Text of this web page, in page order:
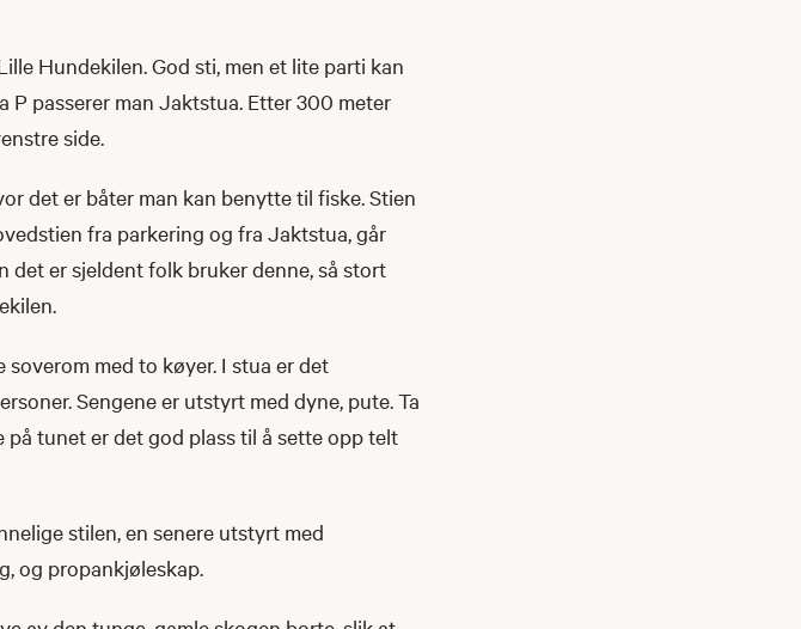
Hundekilen. God sti, men et lite parti kan
passerer man Jaktstua. Etter 300 meter
side.
det er båter man kan benytte til fiske. Stien
fra parkering og fra Jaktstua, går
det er sjeldent folk bruker denne, så stort
med to køyer. I stua er det
Sengene er utstyrt med dyne, pute. Ta
tunet er det god plass til å sette opp telt
stilen, en senere utstyrt med
og propankjøleskap.